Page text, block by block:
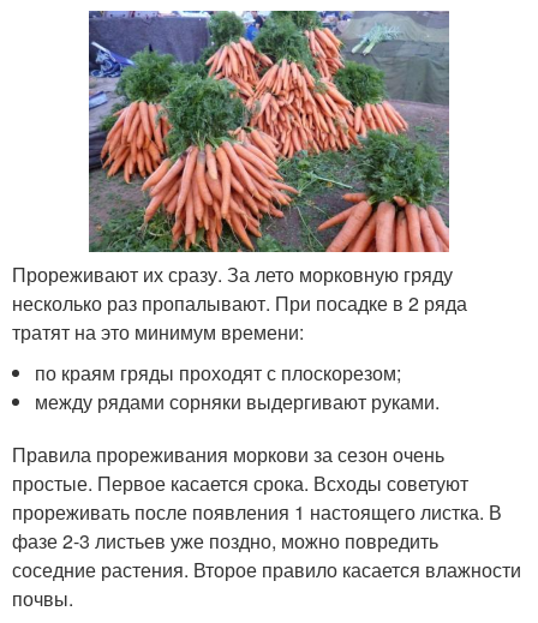
Прореживают их сразу. За лето морковную гряду
несколько раз пропалывают. При посадке в 2 ряда
тратят на это минимум времени:
по краям гряды проходят с плоскорезом;
между рядами сорняки выдергивают руками.
Правила прореживания моркови за сезон очень
простые. Первое касается срока. Всходы советуют
прореживать после появления 1 настоящего листка. В
фазе 2-3 листьев уже поздно, можно повредить
соседние растения. Второе правило касается влажности
почвы.